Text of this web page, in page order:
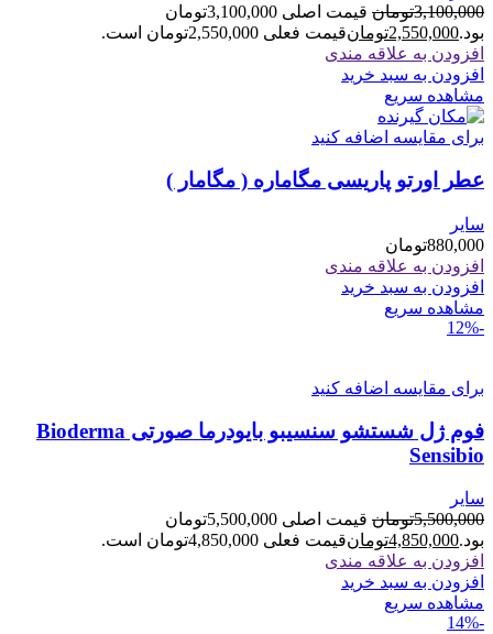
3,100,000تومان
قیمت اصلی 3,100,000تومان
بود.2,550,000تومانقیمت فعلی 2,550,000تومان است.
افزودن به علاقه مندی
افزودن به سبد خرید
مشاهده سریع
برای مقایسه اضافه کنید
عطر اورتو پاریسی مگاماره ( مگامار )
سایر
880,000تومان
افزودن به علاقه مندی
افزودن به سبد خرید
مشاهده سریع
-12%
برای مقایسه اضافه کنید
فوم ژل شستشو سنسیبو بایودرما صورتی Bioderma
Sensibio
سایر
5,500,000تومان
قیمت اصلی 5,500,000تومان
بود.4,850,000تومانقیمت فعلی 4,850,000تومان است.
افزودن به علاقه مندی
افزودن به سبد خرید
مشاهده سریع
-14%